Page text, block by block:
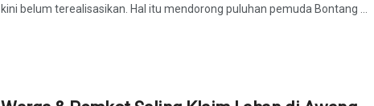
kini belum terealisasikan. Hal itu mendorong puluhan pemuda Bontang ...